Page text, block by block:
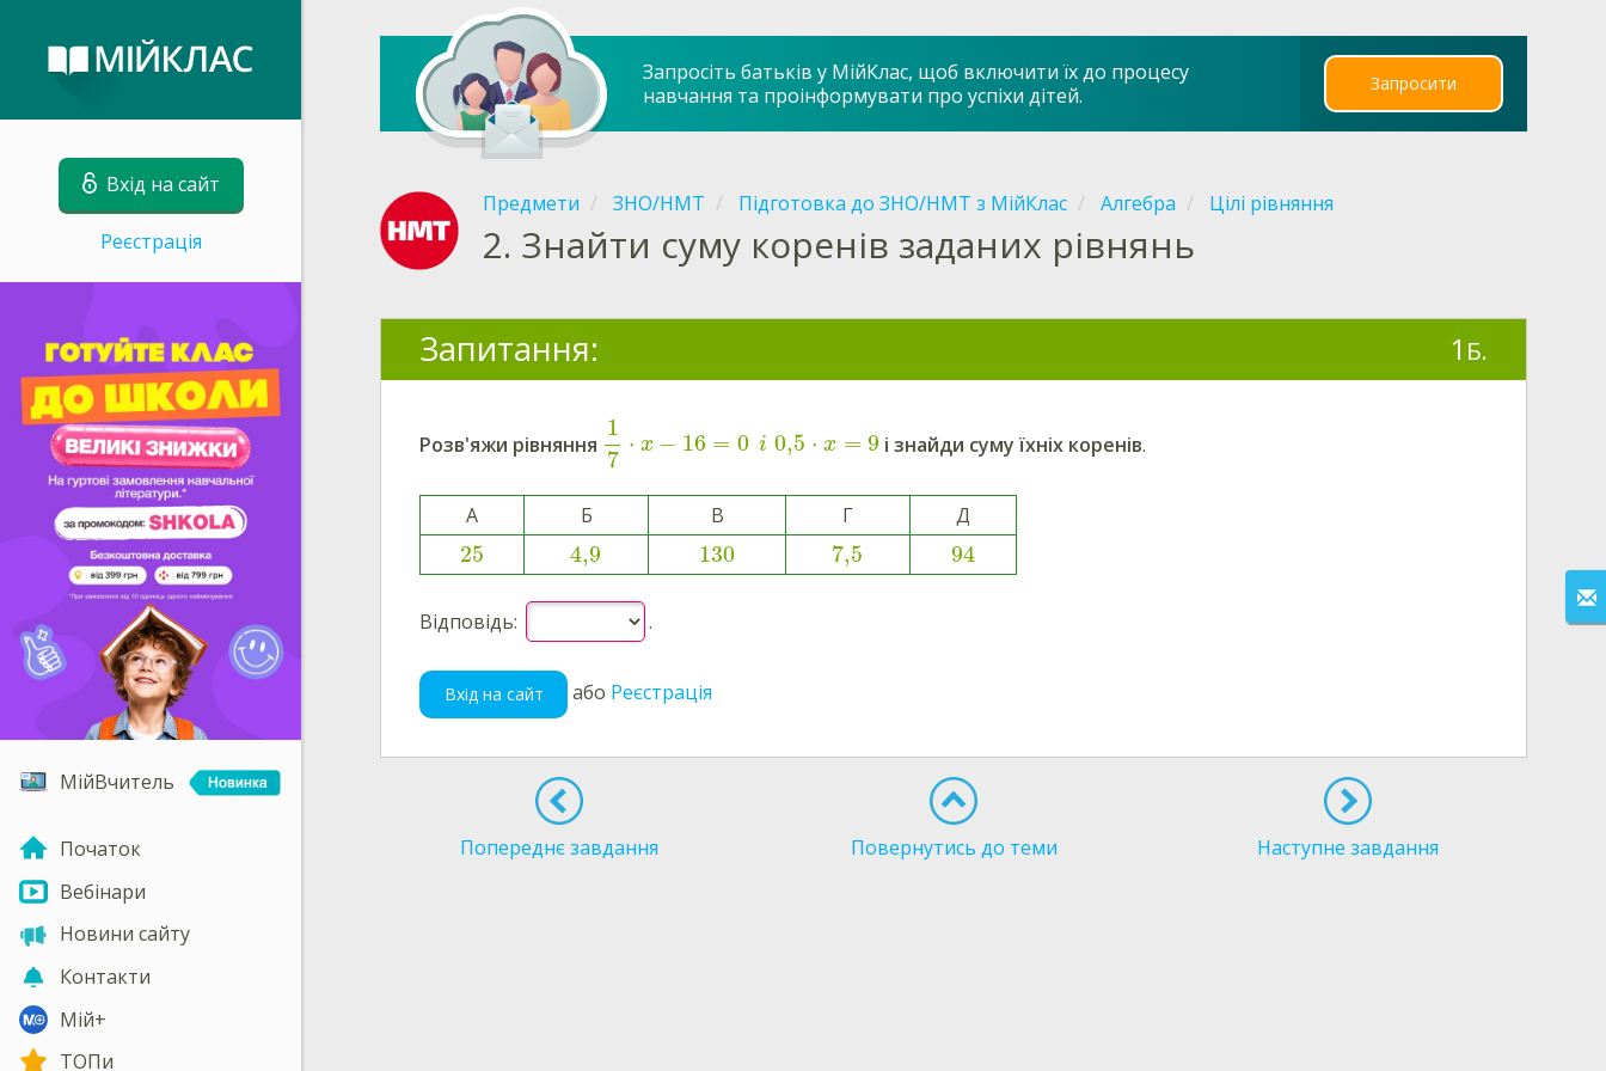
Вхід на сайт
Реєстрація
МійВчитель
Початок
Вебінари
Новини сайту
Контакти
Мій+
ТОПи
Запросіть батьків у МійКлас, щоб включити їх до процесу
навчання та проінформувати про успіхи дітей.
Запросити
Предмети ЗНО/НМТ Підготовка до ЗНО/НМТ з МійКлас Алгебра Цілі рівняння
2. Знайти суму коренів заданих рівнянь
Запитання: 1 Б.
Розв'яжи рівняння
1
7
⋅ x − 16 = 0 i 0,5 ⋅ x = 9 і знайди суму їхніх коренів.
A Б В Г Д
25 4,9 130 7,5 94
Відповідь: .
Вхід на сайт або Реєстрація
Попереднє завдання Повернутись до теми Наступне завдання